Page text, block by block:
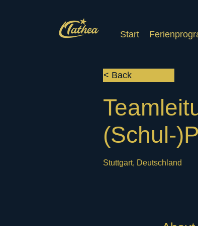
Start
< Back
(Schul-
Stuttgart, Deutschland